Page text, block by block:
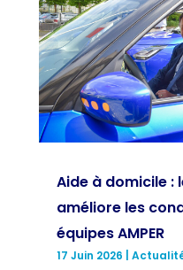
Aide à domicile :
améliore les
équipes AMPER
17 Juin 2026